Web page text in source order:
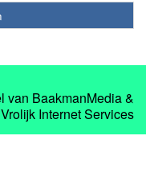
van BaakmanMedia&
Vrolijk Internet Services